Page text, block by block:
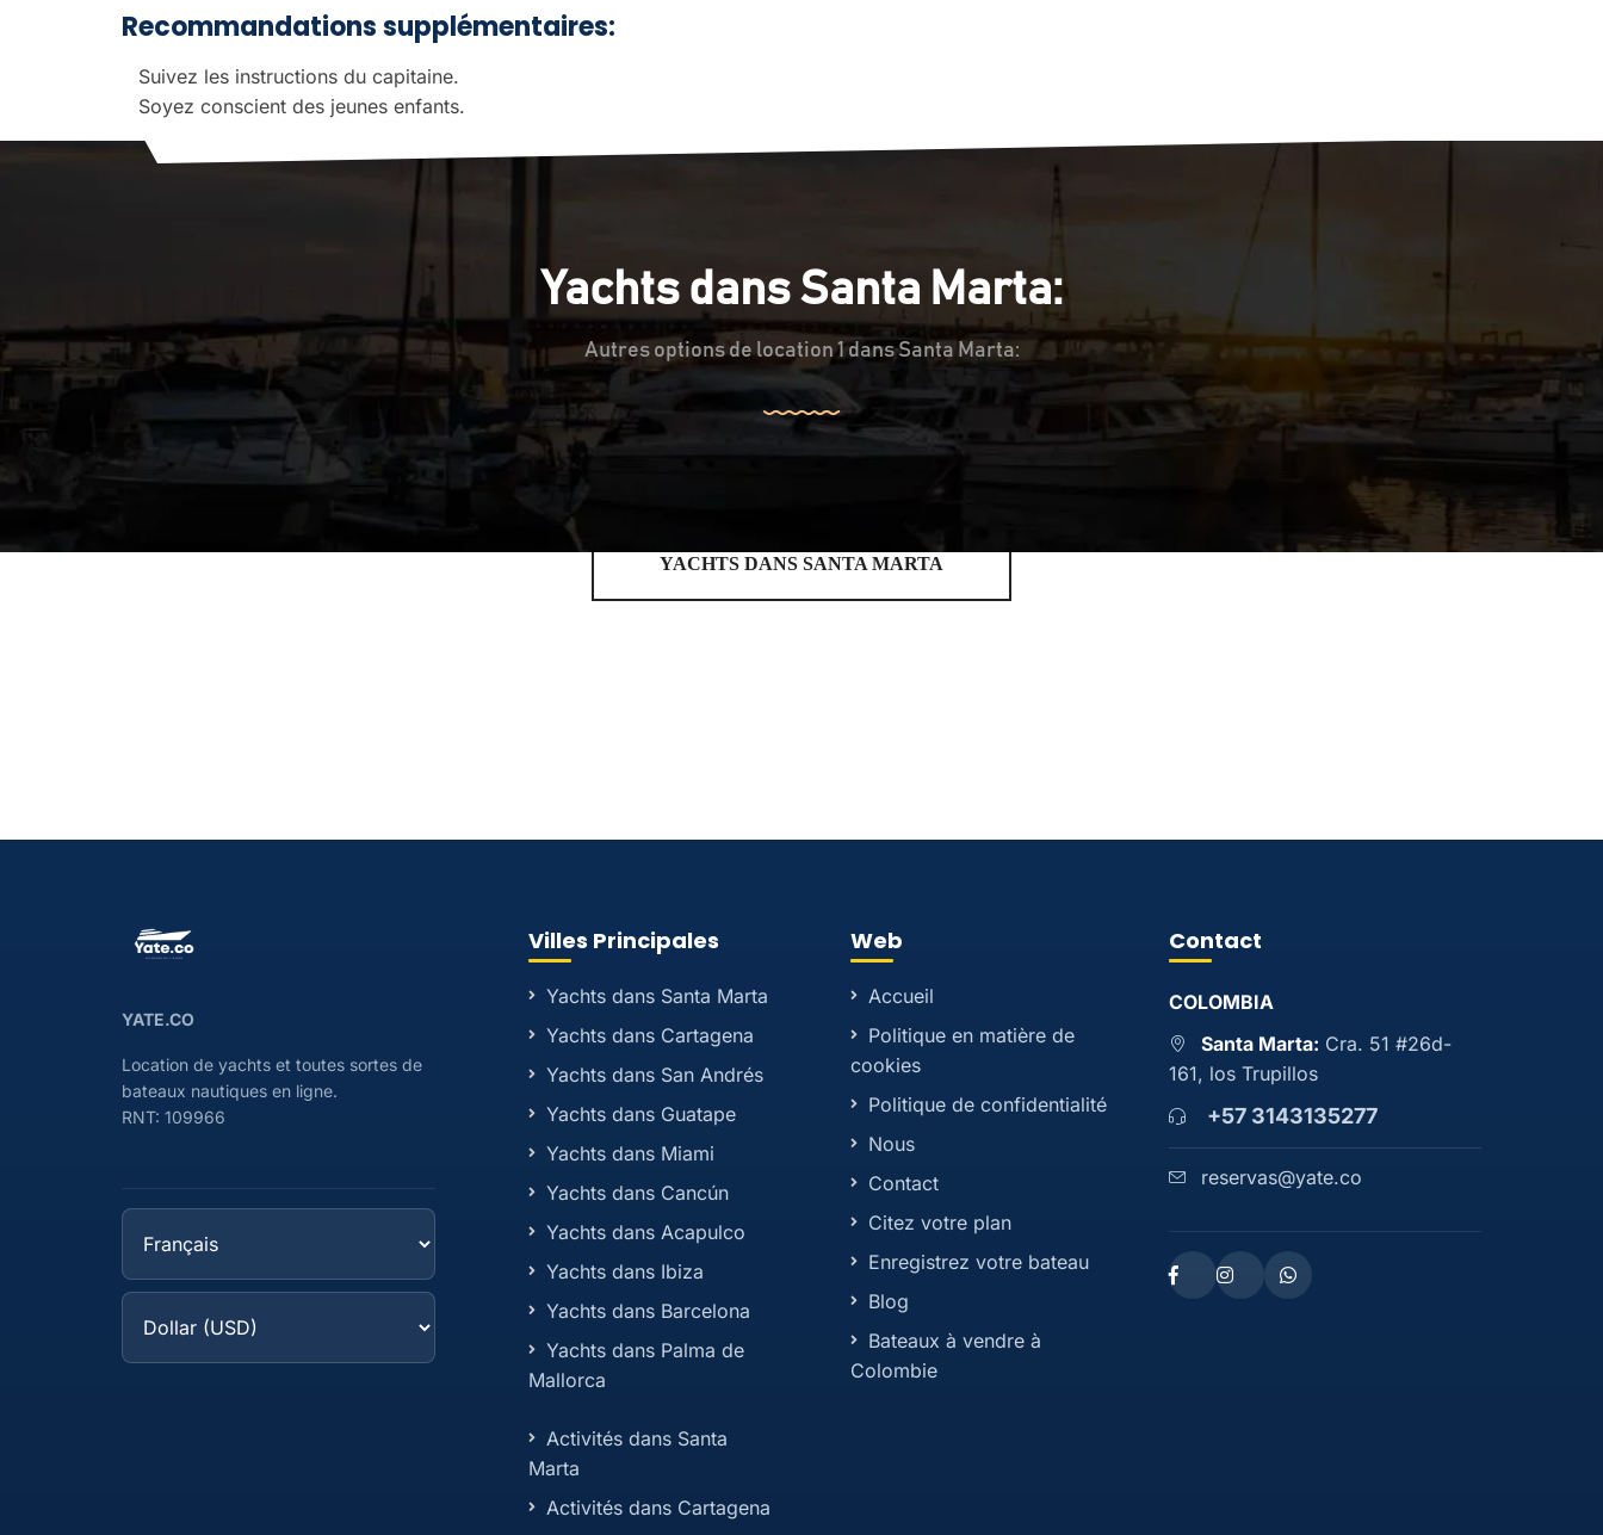
Recommandations supplémentaires:
Suivez les instructions du capitaine.
Soyez conscient des jeunes enfants.
Yachts dans Santa Marta:
Autres options de location 1 dans Santa Marta:
YACHTS DANS SANTA MARTA
YATE.CO
Location de yachts et toutes sortes de
bateaux nautiques en ligne.
RNT: 109966
Villes Principales
Yachts dans Santa Marta
Yachts dans Cartagena
Yachts dans San Andrés
Yachts dans Guatape
Yachts dans Miami
Yachts dans Cancún
Yachts dans Acapulco
Yachts dans Ibiza
Yachts dans Barcelona
Yachts dans Palma de
Mallorca
Activités dans Santa
Marta
Activités dans Cartagena
Web
Accueil
Politique en matière de
cookies
Politique de confidentialité
Nous
Contact
Citez votre plan
Enregistrez votre bateau
Blog
Bateaux à vendre à
Colombie
Contact
COLOMBIA
Santa Marta: Cra. 51 #26d-
161, los Trupillos
+57 3143135277
reservas@yate.co